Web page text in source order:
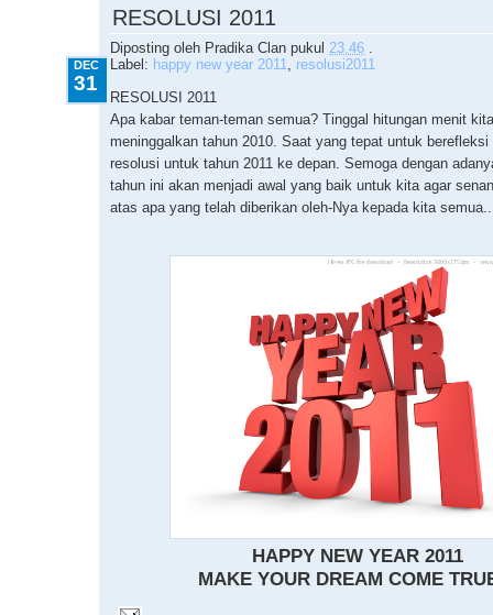
RESOLUSI 2011
Diposting oleh Pradika Clan pukul 23.46
DEC
31
Label: happy new year 2011 resolusi2011
RESOLUSI 2011
Apa kabar teman-teman semua? Tinggal hitungan menit
meninggalkan tahun 2010. Saat yang tepat untuk berefleksi
resolusi untuk tahun 2011 ke depan. Semoga dengan
tahun ini akan menjadi awal yang baik untuk kita agar
atas apa yang telah diberikan oleh-Nya kepada kita semua..
HAPPY NEW YEAR 2011
MAKE YOUR DREAM COME